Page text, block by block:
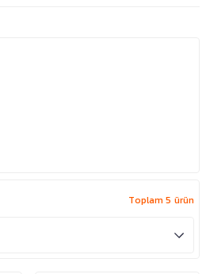
Toplam 5 ürün